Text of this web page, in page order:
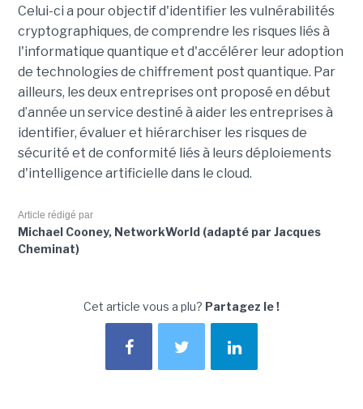
Celui-ci a pour objectif d'identifier les vulnérabilités
cryptographiques, de comprendre les risques liés à
l'informatique quantique et d'accélérer leur adoption
de technologies de chiffrement post quantique. Par
ailleurs, les deux entreprises ont proposé en début
d’année un service destiné à aider les entreprises à
identifier, évaluer et hiérarchiser les risques de
sécurité et de conformité liés à leurs déploiements
d'intelligence artificielle dans le cloud.
Article rédigé par
Michael Cooney, NetworkWorld (adapté par Jacques
Cheminat)
Cet article vous a plu? Partagez le !